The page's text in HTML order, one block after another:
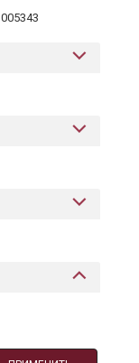
005343